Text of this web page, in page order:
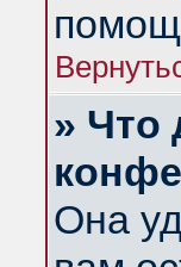
» Что
Она